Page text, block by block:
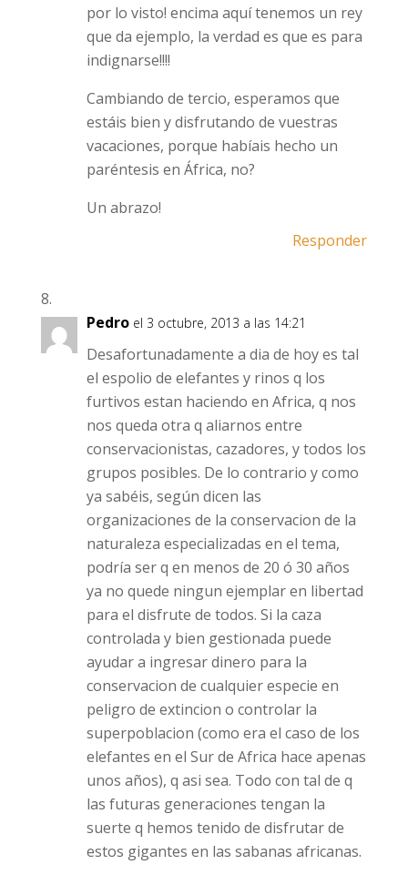
por lo visto! encima aquí tenemos un rey
que da ejemplo, la verdad es que es para
indignarse!!!!
Cambiando de tercio, esperamos que
estáis bien y disfrutando de vuestras
vacaciones, porque habíais hecho un
paréntesis en África, no?
Un abrazo!
Responder
Pedro el 3 octubre, 2013 a las 14:21
Desafortunadamente a dia de hoy es tal
el espolio de elefantes y rinos q los
furtivos estan haciendo en Africa, q nos
nos queda otra q aliarnos entre
conservacionistas, cazadores, y todos los
grupos posibles. De lo contrario y como
ya sabéis, según dicen las
organizaciones de la conservacion de la
naturaleza especializadas en el tema,
podría ser q en menos de 20 ó 30 años
ya no quede ningun ejemplar en libertad
para el disfrute de todos. Si la caza
controlada y bien gestionada puede
ayudar a ingresar dinero para la
conservacion de cualquier especie en
peligro de extincion o controlar la
superpoblacion (como era el caso de los
elefantes en el Sur de Africa hace apenas
unos años), q asi sea. Todo con tal de q
las futuras generaciones tengan la
suerte q hemos tenido de disfrutar de
estos gigantes en las sabanas africanas.